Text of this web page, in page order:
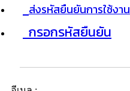
ส่งรหัสยืนยันการใช้งาน
กรอกรหัสยืนยัน